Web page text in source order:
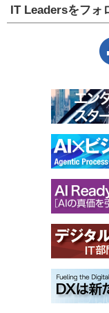
IT Leadersをフォ